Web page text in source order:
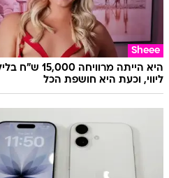
Sheee
היא הייתה מרוויחה
ליווי, וכעת היא חושפת הכל